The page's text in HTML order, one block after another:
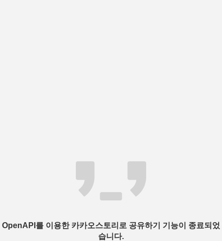
OpenAPI를 이용한 카카오스토리로 공유하기 기능이 종료되었
습니다.